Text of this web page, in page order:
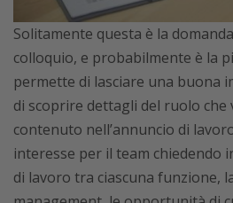
Solitamente questa è la
colloquio, e probabilmente è la
permette di lasciare una buona
di scoprire dettagli del ruolo
contenuto nell’annuncio di
interesse per il team chiedendo
di lavoro tra ciascuna funzione,